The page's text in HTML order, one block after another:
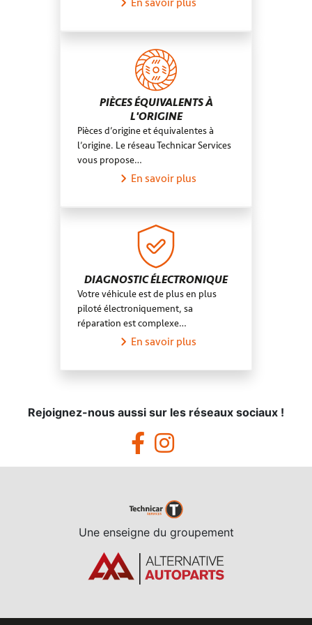
En savoir plus
PIÈCES ÉQUIVALENTS À
L'ORIGINE
Pièces d’origine et équivalentes à
l’origine. Le réseau Technicar Services
vous propose…
En savoir plus
DIAGNOSTIC ÉLECTRONIQUE
Votre véhicule est de plus en plus
piloté électroniquement, sa
réparation est complexe…
En savoir plus
Rejoignez-nous aussi sur les réseaux sociaux !
Une enseigne du groupement